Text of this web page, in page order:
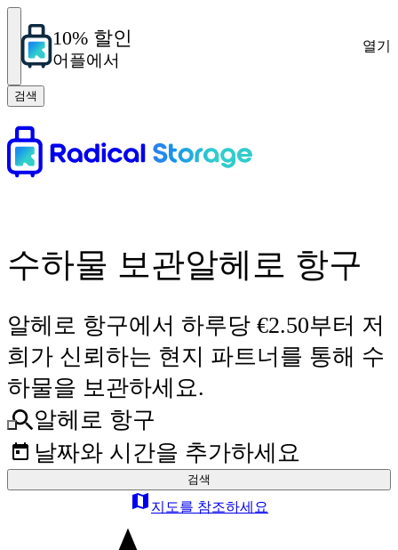
10% 할인
어플에서
열기
검색
수하물 보관알헤로 항구
알헤로 항구에서 하루당 €2.50부터 저
희가 신뢰하는 현지 파트너를 통해 수
하물을 보관하세요.
알헤로 항구
날짜와 시간을 추가하세요
검색
지도를 참조하세요